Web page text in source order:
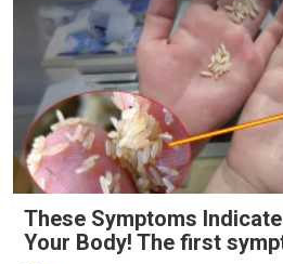
These Symptoms
Your Body! The first